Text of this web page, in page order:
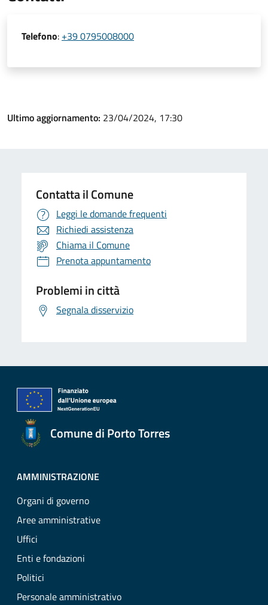
Telefono: +39 0795008000
Ultimo aggiornamento: 23/04/2024, 17:30
Contatta il Comune
Leggi le domande frequenti
Richiedi assistenza
Chiama il Comune
Prenota appuntamento
Problemi in città
Segnala disservizio
Comune di Porto Torres
AMMINISTRAZIONE
Organi di governo
Aree amministrative
Uffici
Enti e fondazioni
Politici
Personale amministrativo